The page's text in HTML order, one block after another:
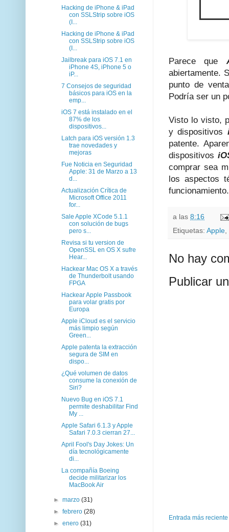
Parece que
abiertamente.
punto de
Podría ser un
Visto lo visto,
y dispositivos
patente.
dispositivos
comprar sea
los aspectos
funcionamiento.
a las 8:16
Etiquetas: Apple,
No hay
Publicar
Entrada más reciente
Hacking de iPhone & iPad
con SSLStrip sobre iOS
(I...
Hacking de iPhone & iPad
con SSLStrip sobre iOS
(I...
Jailbreak para iOS 7.1 en
iPhone 4S, iPhone 5 o
iP...
7 Consejos de seguridad
básicos para iOS en la
emp...
iOS 7 está instalado en el
87% de los
dispositivos...
Latch para iOS versión 1.3
trae novedades y
mejoras
Fue Noticia en Seguridad
Apple: 31 de Marzo a 13
d...
Actualización Crítica de
Microsoft Office 2011
for...
Sale Apple XCode 5.1.1
con solución de bugs
pero s...
Revisa si tu version de
OpenSSL en OS X sufre
Hear...
Hackear Mac OS X a través
de Thunderbolt usando
FPGA
Hackear Apple Passbook
para volar gratis por
Europa
Apple iCloud es el servicio
más limpio según
Green...
Apple patenta la extracción
segura de SIM en
dispo...
¿Qué volumen de datos
consume la conexión de
Siri?
Nuevo Bug en iOS 7.1
permite deshabilitar Find
My ...
Apple Safari 6.1.3 y Apple
Safari 7.0.3 cierran 27...
April Fool's Day Jokes: Un
día tecnológicamente
di...
La compañía Boeing
decide militarizar los
MacBook Air
►marzo(31)
►febrero(28)
►enero(31)